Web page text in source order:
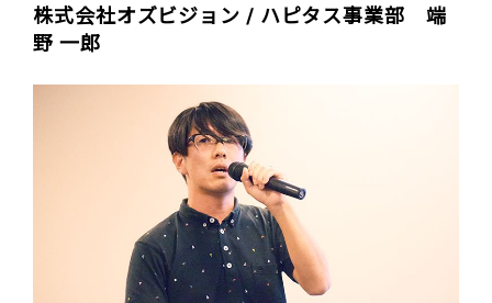
株式会社オズビジョン / ハピタス事業部 端
野 一郎